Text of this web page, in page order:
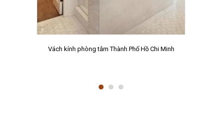
Vách kính phòng tắm Thành Phố Hồ Chi Minh